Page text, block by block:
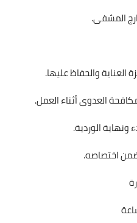
المشفى.
العناية والحفاظ عليها.
العدوى أثناء العمل.
ونهاية الوردية.
اختصاصه.